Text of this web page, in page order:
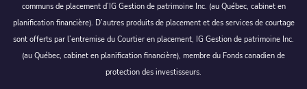
communs de placement d’IG Gestion de patrimoine Inc. (au Québec, cabinet en
planification financière). D’autres produits de placement et des services de courtage
sont offerts par l’entremise du Courtier en placement, IG Gestion de patrimoine Inc.
(au Québec, cabinet en planification financière), membre du Fonds canadien de
protection des investisseurs.